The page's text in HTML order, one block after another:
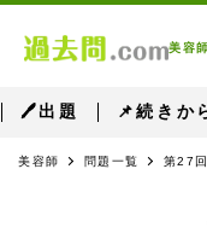
美容師
🖊出題 📌続きか
美容師 問題一覧 第27